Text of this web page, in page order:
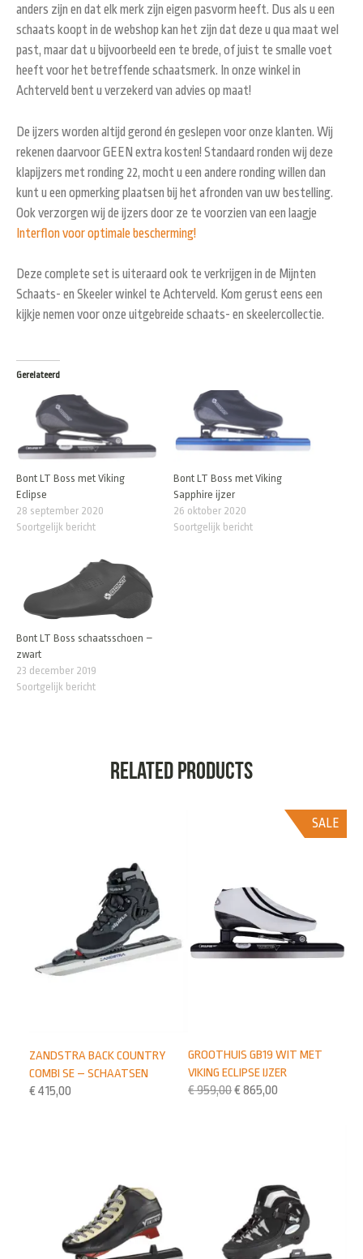
anders zijn en dat elk merk zijn eigen pasvorm heeft. Dus als u een
schaats koopt in de webshop kan het zijn dat deze u qua maat wel
past, maar dat u bijvoorbeeld een te brede, of juist te smalle voet
heeft voor het betreffende schaatsmerk. In onze winkel in
Achterveld bent u verzekerd van advies op maat!
De ijzers worden altijd gerond én geslepen voor onze klanten. Wij
rekenen daarvoor GEEN extra kosten! Standaard ronden wij deze
klapijzers met ronding 22, mocht u een andere ronding willen dan
kunt u een opmerking plaatsen bij het afronden van uw bestelling.
Ook verzorgen wij de ijzers door ze te voorzien van een laagje
Interflon voor optimale bescherming!
Deze complete set is uiteraard ook te verkrijgen in de Mijnten
Schaats- en Skeeler winkel te Achterveld. Kom gerust eens een
kijkje nemen voor onze uitgebreide schaats- en skeelercollectie.
Gerelateerd
Bont LT Boss met Viking
Eclipse
28 september 2020
Soortgelijk bericht
Bont LT Boss met Viking
Sapphire ijzer
26 oktober 2020
Soortgelijk bericht
Bont LT Boss schaatsschoen –
zwart
23 december 2019
Soortgelijk bericht
Related products
SALE
GROOTHUIS GB19 WIT MET
VIKING ECLIPSE IJZER
€959,00€ 865,00
ZANDSTRA BACK COUNTRY
COMBI SE – SCHAATSEN
€ 415,00